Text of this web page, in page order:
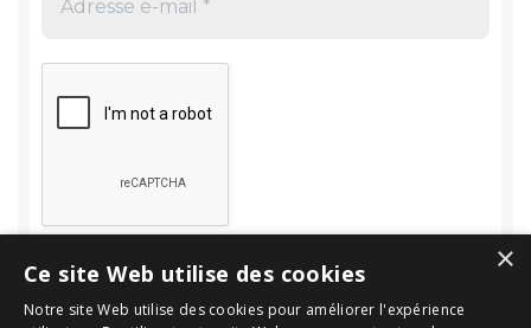
×
Ce site Web utilise des cookies
Notre site Web utilise des cookies pour améliorer l'expérience